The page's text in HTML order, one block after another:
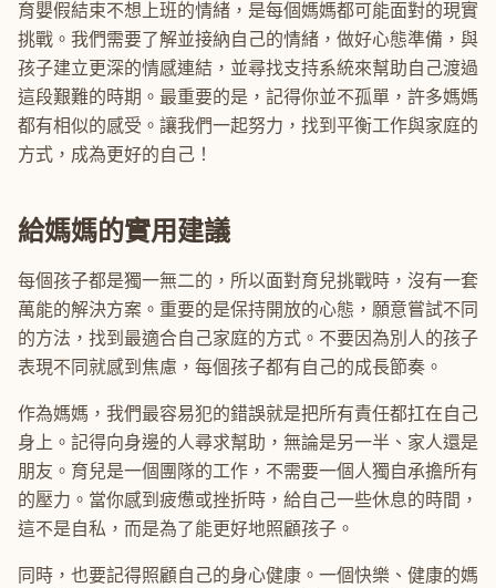
育嬰假結束不想上班的情緒，是每個媽媽都可能面對的現實
挑戰。我們需要了解並接納自己的情緒，做好心態準備，與
孩子建立更深的情感連結，並尋找支持系統來幫助自己渡過
這段艱難的時期。最重要的是，記得你並不孤單，許多媽媽
都有相似的感受。讓我們一起努力，找到平衡工作與家庭的
方式，成為更好的自己！
給媽媽的實用建議
每個孩子都是獨一無二的，所以面對育兒挑戰時，沒有一套
萬能的解決方案。重要的是保持開放的心態，願意嘗試不同
的方法，找到最適合自己家庭的方式。不要因為別人的孩子
表現不同就感到焦慮，每個孩子都有自己的成長節奏。
作為媽媽，我們最容易犯的錯誤就是把所有責任都扛在自己
身上。記得向身邊的人尋求幫助，無論是另一半、家人還是
朋友。育兒是一個團隊的工作，不需要一個人獨自承擔所有
的壓力。當你感到疲憊或挫折時，給自己一些休息的時間，
這不是自私，而是為了能更好地照顧孩子。
同時，也要記得照顧自己的身心健康。一個快樂、健康的媽